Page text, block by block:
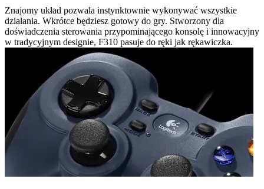
Znajomy układ pozwala instynktownie wykonywać wszystkie
działania. Wkrótce będziesz gotowy do gry. Stworzony dla
doświadczenia sterowania przypominającego konsolę i innowacyjny
w tradycyjnym designie, F310 pasuje do ręki jak rękawiczka.